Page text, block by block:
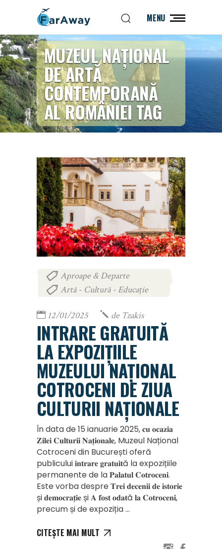
MENU
MUZEUL NAȚIONAL
DE ARTĂ
CONTEMPORANĂ
AL ROMÂNIEI TAG
Aproape & Departe
Artă - Cultură - Educație
12/01/2025 de Tzakis
INTRARE GRATUITĂ
LA EXPOZIȚIILE
MUZEULUI NAȚIONAL
COTROCENI DE ZIUA
CULTURII NAȚIONALE
În data de 15 ianuarie 2025, 𝐜𝐮 𝐨𝐜𝐚𝐳𝐢𝐚
𝐙𝐢𝐥𝐞𝐢 𝐂𝐮𝐥𝐭𝐮𝐫𝐢𝐢 𝐍𝐚𝐭̦𝐢𝐨𝐧𝐚𝐥𝐞, Muzeul Național
Cotroceni din București oferă
publicului 𝐢𝐧𝐭𝐫𝐚𝐫𝐞 𝐠𝐫𝐚𝐭𝐮𝐢𝐭ă la expozițiile
permanente de la 𝐏𝐚𝐥𝐚𝐭𝐮𝐥 𝐂𝐨𝐭𝐫𝐨𝐜𝐞𝐧𝐢.
Este vorba despre 𝐓𝐫𝐞𝐢 𝐝𝐞𝐜𝐞𝐧𝐢𝐢 𝐝𝐞 𝐢𝐬𝐭𝐨𝐫𝐢𝐞
și 𝐝𝐞𝐦𝐨𝐜𝐫𝐚𝐭̦𝐢𝐞 și 𝐀 𝐟𝐨𝐬𝐭 𝐨𝐝𝐚𝐭ă 𝐥𝐚 𝐂𝐨𝐭𝐫𝐨𝐜𝐞𝐧𝐢,
precum și de expoziția
CITEȘTE MAI MULT